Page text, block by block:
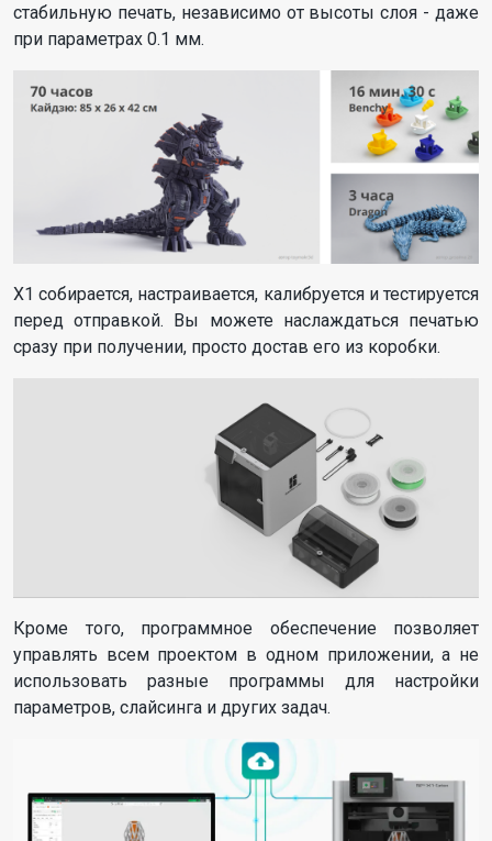
стабильную печать, независимо от высоты слоя - даже
при параметрах 0.1 мм.
X1 собирается, настраивается, калибруется и тестируется
перед отправкой. Вы можете наслаждаться печатью
сразу при получении, просто достав его из коробки.
Кроме того, программное обеспечение позволяет
управлять всем проектом в одном приложении, а не
использовать разные программы для настройки
параметров, слайсинга и других задач.